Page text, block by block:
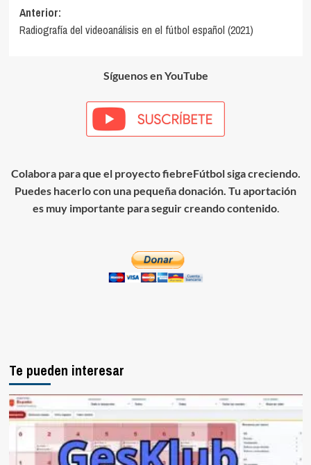
Navegación
de
Anterior:
Radiografía del videoanálisis en el fútbol español (2021)
Síguenos en YouTube
Colabora para que el proyecto fiebreFútbol siga creciendo.
Puedes hacerlo con una pequeña donación. Tu aportación
es muy importante para seguir creando contenido.
Te pueden interesar